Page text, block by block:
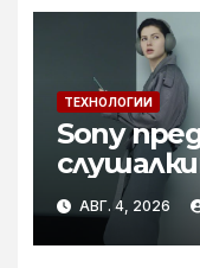
ТЕХНОЛОГИИ
Sony
1000XM6
Gray“
АВГ. 4, 2026